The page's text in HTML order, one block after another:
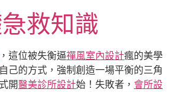
救知識
，這位被失衡逼禪風室內設計瘋的美學
己的方式，強制創造一場平衡的三角
開醫美診所設計始！失敗者， 會所設